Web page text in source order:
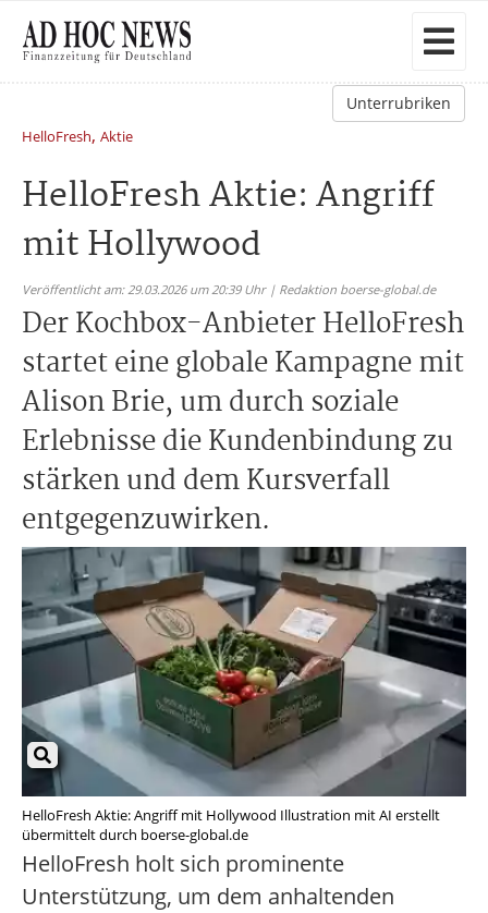
Unterrubriken
HelloFresh, Aktie
HelloFresh Aktie: Angriff
mit Hollywood
Veröffentlicht am: 29.03.2026 um 20:39 Uhr | Redaktion boerse-global.de
Der Kochbox-Anbieter HelloFresh
startet eine globale Kampagne mit
Alison Brie, um durch soziale
Erlebnisse die Kundenbindung zu
stärken und dem Kursverfall
entgegenzuwirken.
HelloFresh Aktie: Angriff mit Hollywood Illustration mit AI erstellt
übermittelt durch boerse-global.de
HelloFresh holt sich prominente
Unterstützung, um dem anhaltenden